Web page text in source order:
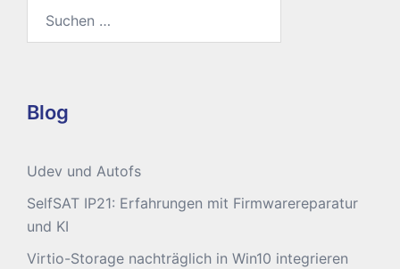
Blog
Udev und Autofs
SelfSAT IP21: Erfahrungen mit Firmwarereparatur
und KI
Virtio-Storage nachträglich in Win10 integrieren